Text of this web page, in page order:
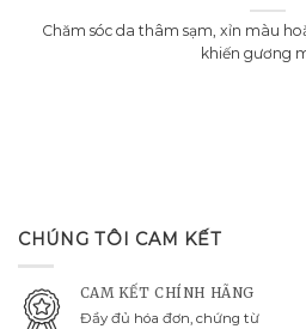
Chăm sóc da thâm sạm, xỉn màu
khiến gương
CHÚNG TÔI CAM KẾT
CAM KẾT CHÍNH HÃNG
Đầy đủ hóa đơn, chứng từ